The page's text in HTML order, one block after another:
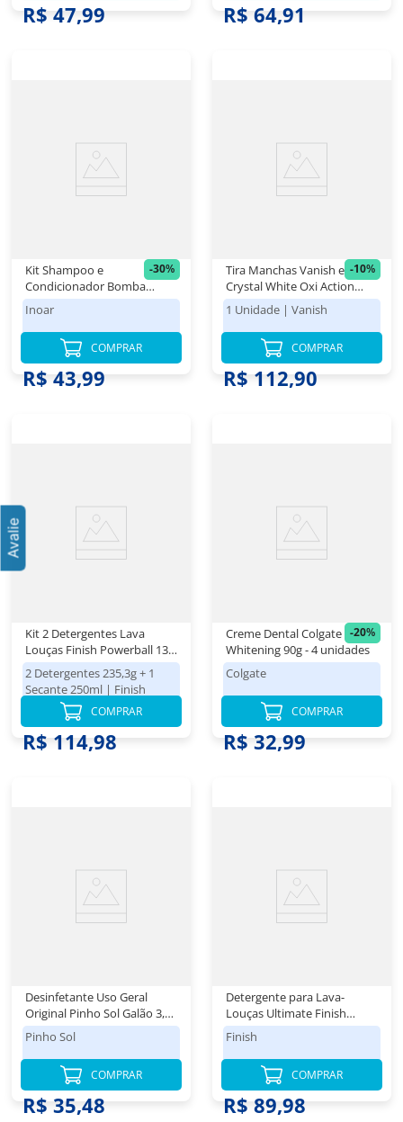
R$ 47,99 R$ 64,91
-30%
Kit Shampoo e
Condicionador Bomba
Super Vitaminas Vitamina C
Inoar 2 Unidades de 1l Cada
Inoar
R$ 62,98
R$ 43,99
COMPRAR
-10%
Tira Manchas Vanish em Pó
Crystal White Oxi Action
para Roupas Brancas Refil
Econômico 2,5Kg
1 Unidade | Vanish
R$ 124,98
R$ 112,90
COMPRAR
Kit 2 Detergentes Lava
Louças Finish Powerball 13
tabs + 1 Finish Secante
250ml
2 Detergentes 235,3g + 1
Secante 250ml | Finish
R$ 114,98
COMPRAR
-20%
Creme Dental Colgate Total
Whitening 90g - 4 unidades
Colgate
R$ 41,48
R$ 32,99
COMPRAR
Desinfetante Uso Geral
Original Pinho Sol Galão 3,8l
Tamanho Econômico
Pinho Sol
R$ 35,48
COMPRAR
Detergente para Lava-
Louças Ultimate Finish
Powerball Quantum Pack
Embalagem Especial 3
Unidades de 10 Tabletes
Finish
R$ 89,98
COMPRAR